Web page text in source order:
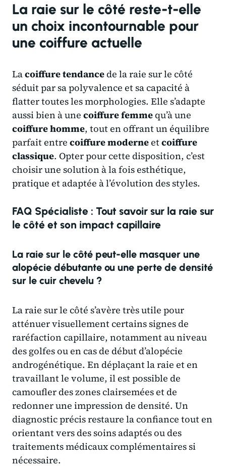
La raie sur le côté reste-t-elle
un choix incontournable pour
une coiffure actuelle
Lacoiffure tendancede la raie sur le côté
séduit par sa polyvalence et sa capacité à
flatter toutes les morphologies. Elle s’adapte
aussi bien à une coiffure femmequ’à une
coiffure homme, tout en offrant un équilibre
parfait entre coiffure moderneetcoiffure
classique. Opter pour cette disposition, c’est
choisir une solution à la fois esthétique,
pratique et adaptée à l’évolution des styles.
FAQ Spécialiste : Tout savoir sur la raie sur
le côté et son impact capillaire
La raie sur le côté peut-elle masquer une
alopécie débutante ou une perte de densité
sur le cuir chevelu ?
La raie sur le côté s’avère très utile pour
atténuer visuellement certains signes de
raréfaction capillaire, notamment au niveau
des golfes ou en cas de début d’alopécie
androgénétique. En déplaçant la raie et en
travaillant le volume, il est possible de
camoufler des zones clairsemées et de
redonner une impression de densité. Un
diagnostic précis restaure la confiance tout en
orientant vers des soins adaptés ou des
traitements médicaux complémentaires si
nécessaire.